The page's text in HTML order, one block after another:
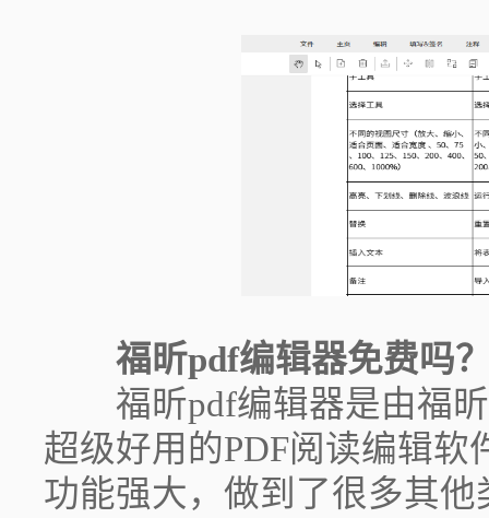
福昕pdf编辑器免费吗
福昕pdf编辑器是由福昕
超级好用的PDF阅读编辑软
功能强大，做到了很多其